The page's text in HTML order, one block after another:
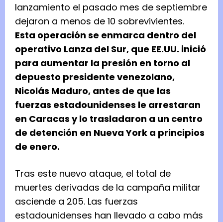
lanzamiento el pasado mes de septiembre
dejaron a menos de 10 sobrevivientes.
Esta operación se enmarca dentro del
operativo Lanza del Sur, que EE.UU. inició
para aumentar la presión en torno al
depuesto presidente venezolano,
Nicolás Maduro, antes de que las
fuerzas estadounidenses le arrestaran
en Caracas y lo trasladaron a un centro
de detención en Nueva York a principios
de enero.
Tras este nuevo ataque, el total de
muertes derivadas de la campaña militar
asciende a 205. Las fuerzas
estadounidenses han llevado a cabo más